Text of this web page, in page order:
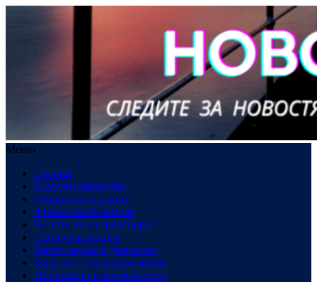
Меню
Главная
В сердце общества
Созидание и рынок
Финансовый компас
В пути: все о транспорте
Техно-революция
Рынок жилья в динамике
Здоровье под микроскопом
Инновации и возможности